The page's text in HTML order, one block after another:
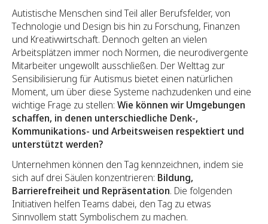
Autistische Menschen sind Teil aller Berufsfelder, von
Technologie und Design bis hin zu Forschung, Finanzen
und Kreativwirtschaft. Dennoch gelten an vielen
Arbeitsplätzen immer noch Normen, die neurodivergente
Mitarbeiter ungewollt ausschließen. Der Welttag zur
Sensibilisierung für Autismus bietet einen natürlichen
Moment, um über diese Systeme nachzudenken und eine
wichtige Frage zu stellen: Wie können wir Umgebungen
schaffen, in denen unterschiedliche Denk-,
Kommunikations- und Arbeitsweisen respektiert und
unterstützt werden?
Unternehmen können den Tag kennzeichnen, indem sie
sich auf drei Säulen konzentrieren: Bildung,
Barrierefreiheit und Repräsentation. Die folgenden
Initiativen helfen Teams dabei, den Tag zu etwas
Sinnvollem statt Symbolischem zu machen.